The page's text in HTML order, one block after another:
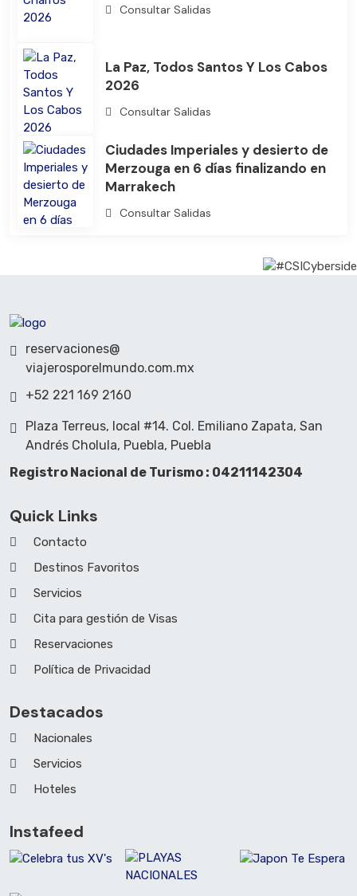
Consultar Salidas
La Paz, Todos Santos Y Los Cabos
2026
Consultar Salidas
Ciudades Imperiales y desierto de
Merzouga en 6 días finalizando en
Marrakech
Consultar Salidas
reservaciones@
viajerosporelmundo.com.mx
+52 221 169 2160
Plaza Terreus, local #14. Col. Emiliano Zapata, San
Andrés Cholula, Puebla, Puebla
Registro Nacional de Turismo : 04211142304
Quick Links
Contacto
Destinos Favoritos
Servicios
Cita para gestión de Visas
Reservaciones
Política de Privacidad
Destacados
Nacionales
Servicios
Hoteles
Instafeed